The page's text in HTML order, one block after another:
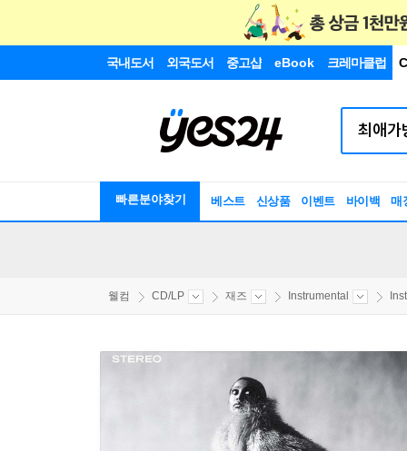
국내도서 외국도서 중고샵 eBook 크레마클럽
빠른분야찾기 베스트 신상품 이벤트 바이백 매
웰컴 CD/LP 재즈 Instrumental